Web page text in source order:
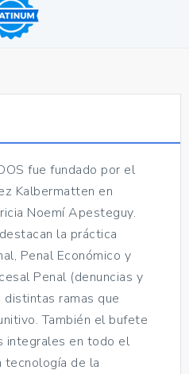
fue fundado por el
Kalbermatten en
Noemí Apesteguy.
la práctica
Penal Económico y
Penal (denuncias y
ramas que
También el bufete
integrales en todo el
tecnología de la